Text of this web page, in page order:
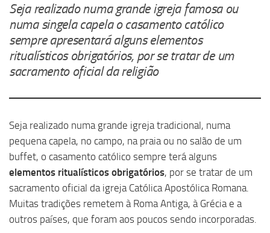
Seja realizado numa grande igreja famosa ou
numa singela capela o casamento católico
sempre apresentará alguns elementos
ritualísticos obrigatórios, por se tratar de um
sacramento oficial da religião
Seja realizado numa grande igreja tradicional, numa
pequena capela, no campo, na praia ou no salão de um
buffet, o casamento católico sempre terá alguns
elementos ritualísticos obrigatórios, por se tratar de um
sacramento oficial da igreja Católica Apostólica Romana.
Muitas tradições remetem à Roma Antiga, à Grécia e a
outros países, que foram aos poucos sendo incorporadas.